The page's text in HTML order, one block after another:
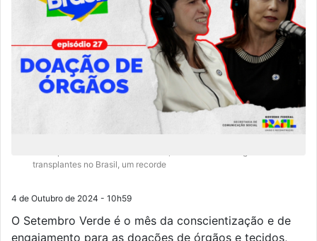
transplantes no Brasil, um recorde
4 de Outubro de 2024 - 10h59
O Setembro Verde é o mês da conscientização e de
engajamento para as doações de órgãos e tecidos,